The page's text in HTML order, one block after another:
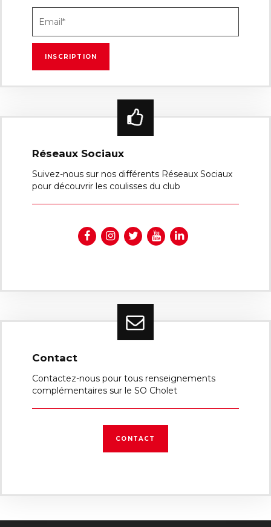
Réseaux Sociaux
Suivez-nous sur nos différents Réseaux Sociaux
pour découvrir les coulisses du club
Contact
Contactez-nous pour tous renseignements
complémentaires sur le SO Cholet
CONTACT